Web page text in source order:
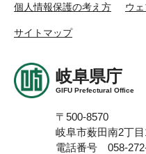
個人情報保護の考え方 ウ
サイトマップ
岐阜県庁
GIFU Prefectural Office
〒500-8570
岐阜市薮田南2丁
電話番号 058-272-